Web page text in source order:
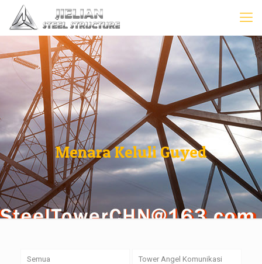
Menara Keluli Guyed
Semua Tower Angel Komunikasi